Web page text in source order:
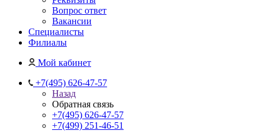
Вопрос ответ
Вакансии
Специалисты
Филиалы
Мой кабинет
+7(495) 626-47-57
Назад
Обратная связь
+7(495) 626-47-57
+7(499) 251-46-51